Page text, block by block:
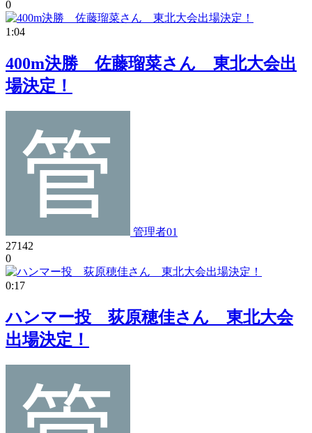
0
1:04
400m決勝 佐藤瑠菜さん 東北大会出
場決定！
管理者01
27142
0
0:17
ハンマー投 荻原穂佳さん 東北大会
出場決定！